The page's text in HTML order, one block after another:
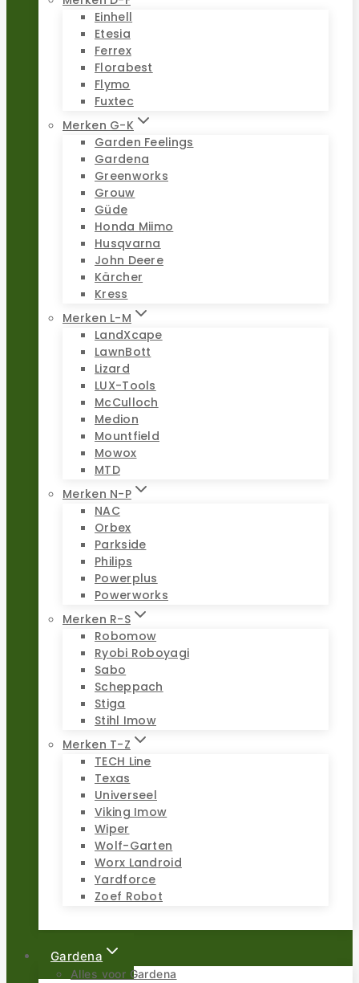
Einhell
Etesia
Ferrex
Florabest
Flymo
Fuxtec
Merken G-K
Garden Feelings
Gardena
Greenworks
Grouw
Güde
Honda Miimo
Husqvarna
John Deere
Kärcher
Kress
Merken L-M
LandXcape
LawnBott
Lizard
LUX-Tools
McCulloch
Medion
Mountfield
Mowox
MTD
Merken N-P
NAC
Orbex
Parkside
Philips
Powerplus
Powerworks
Merken R-S
Robomow
Ryobi Roboyagi
Sabo
Scheppach
Stiga
Stihl Imow
Merken T-Z
TECH Line
Texas
Universeel
Viking Imow
Wiper
Wolf-Garten
Worx Landroid
Yardforce
Zoef Robot
Gardena
Alles voor Gardena